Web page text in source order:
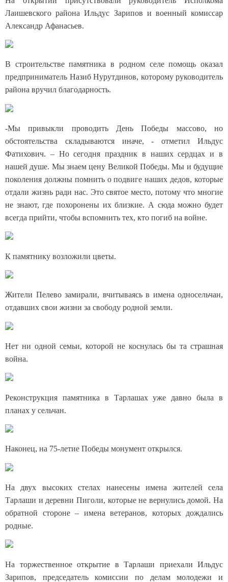
Лаишевского района Ильдус Зарипов и военный комиссар
Александр Афанасьев.
В строительстве памятника в родном селе помощь оказал
предприниматель Назиб Нурутдинов, которому руководитель
района вручил благодарность.
-Мы привыкли проводить День Победы массово, но
обстоятельства складываются иначе, - отметил Ильдус
Фатихович. – Но сегодня праздник в наших сердцах и в
нашей душе. Мы знаем цену Великой Победы. Мы и будущие
поколения должны помнить о подвиге наших дедов, которые
отдали жизнь ради нас. Это святое место, потому что многие
не знают, где похоронены их близкие. А сюда можно будет
всегда прийти, чтобы вспомнить тех, кто погиб на войне.
К памятнику возложили цветы.
Жители Пелево замирали, вчитываясь в имена односельчан,
отдавших свои жизни за свободу родной земли.
Нет ни одной семьи, которой не коснулась бы та страшная
война.
Реконструкция памятника в Тарлашах уже давно была в
планах у сельчан.
Наконец, на 75-летие Победы монумент открылся.
На двух высоких стелах нанесены имена жителей села
Тарлаши и деревни Пиголи, которые не вернулись домой. На
обратной стороне – имена ветеранов, которых дождались
родные.
На торжественное открытие в Тарлаши приехали Ильдус
Зарипов, председатель комиссии по делам молодежи и